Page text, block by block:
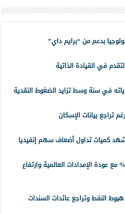
بدعم من “برايم داي”
في القيادة الذاتية
في سنة وسط تزايد الضغوط النقدية
تراجع بيانات الإسكان
كميات تداول أضعاف سهم إنفيديا
تراجع أسعار النفط بأكثر من 4% مع عودة الإمدادات العالمية وارتفاع
النفط وتراجع عائدات السندات